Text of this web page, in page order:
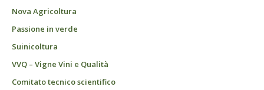
Nova Agricoltura
Passione in verde
Suinicoltura
VVQ – Vigne Vini e Qualità
Comitato tecnico scientifico